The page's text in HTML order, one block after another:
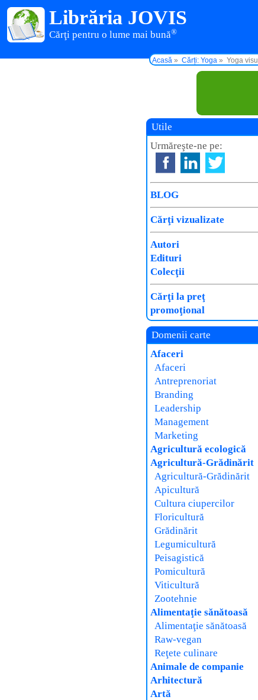
Librăria JOVIS
Cărţi pentru o lume mai bună®
Acasă Cărți: Yoga Yoga
Utile
Urmăreşte-ne pe:
BLOG
Cărţi vizualizate
Autori
Edituri
Colecţii
Cărţi la preţ
promoţional
Domenii carte
Afaceri
Afaceri
Antreprenoriat
Branding
Leadership
Management
Marketing
Agricultură ecologică
Agricultură-Grădinărit
Agricultură-Grădinărit
Apicultură
Cultura ciupercilor
Floricultură
Grădinărit
Legumicultură
Peisagistică
Pomicultură
Viticultură
Zootehnie
Alimentaţie sănătoasă
Alimentaţie sănătoasă
Raw-vegan
Reţete culinare
Animale de companie
Arhitectură
Artă